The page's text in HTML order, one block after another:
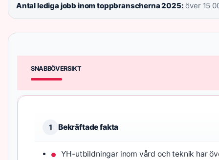
Antal lediga jobb inom toppbranscherna 2025: över 15
SNABBÖVERSIKT
1 Bekräftade fakta
YH-utbildningar inom vård och teknik har